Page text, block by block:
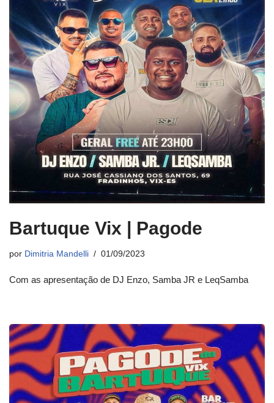
Bartuque Vix | Pagode
por Dimitria Mandelli 01/09/2023
Com as apresentação de DJ Enzo, Samba JR e LeqSamba